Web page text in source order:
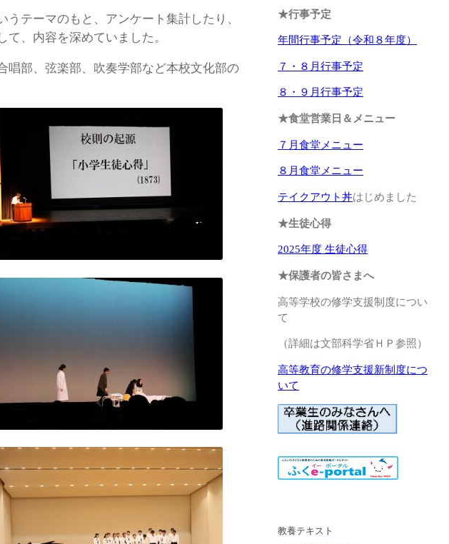
テーマのもと、アンケート集計したり、
、内容を深めていました。
唱部、弦楽部、吹奏学部など本校文化部の
★行事予定
年間行事予定（令和８年度）
７・８月行事予定
８・９月行事予定
★食堂営業日＆メニュー
７月食堂メニュー
８月食堂メニュー
テイクアウト丼はじめました
★生徒心得
2025年度 生徒心得
★保護者の皆さまへ
高等学校の修学支援制度につい
て
（詳細は文部科学省ＨＰ参照）
高等教育の修学支援新制度につ
いて
教養テキスト